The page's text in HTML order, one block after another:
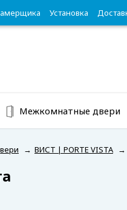
Установка
Межкомнатные двери
→ ВИСТ | PORTE VISTA →